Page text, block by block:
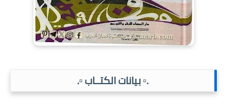
.▫️ بيانات الكتــاب ▫️.